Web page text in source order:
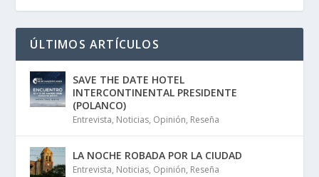
ÚLTIMOS ARTÍCULOS
SAVE THE DATE HOTEL
INTERCONTINENTAL PRESIDENTE
(POLANCO)
Entrevista, Noticias, Opinión, Reseña
LA NOCHE ROBADA POR LA CIUDAD
Entrevista, Noticias, Opinión, Reseña